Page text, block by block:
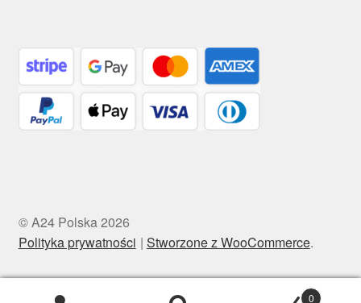
© A24 Polska 2026
Polityka prywatności
Stworzone z WooCommerce.
0